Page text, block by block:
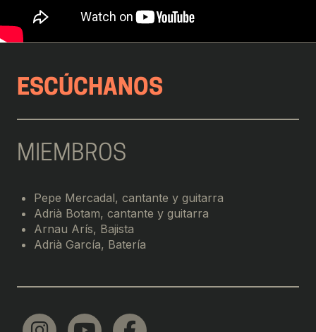
ESCÚCHANOS
MIEMBROS
Pepe Mercadal, cantante y guitarra
Adrià Botam, cantante y guitarra
Arnau Arís, Bajista
Adrià García, Batería